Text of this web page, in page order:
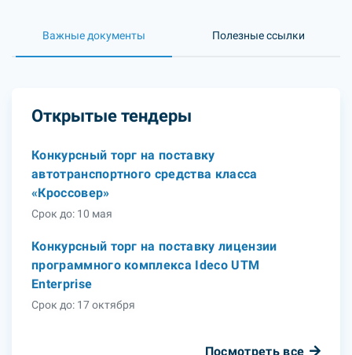
Важные документы Полезные ссылки
Открытые тендеры
Конкурсный торг на поставку
автотранспортного средства класса
«Кроссовер»
Срок до: 10 мая
Конкурсный торг на поставку лицензии
программного комплекса Ideco UTM
Enterprise
Срок до: 17 октября
Посмотреть все